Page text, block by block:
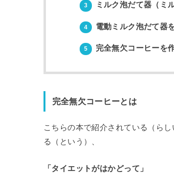
3 ミルク泡だて器（ミ
4 電動ミルク泡だて器
5 完全無欠コーヒーを
完全無欠コーヒーとは
こちらの本で紹介されている（ら
る（という）、
「タイエットがはかどって」